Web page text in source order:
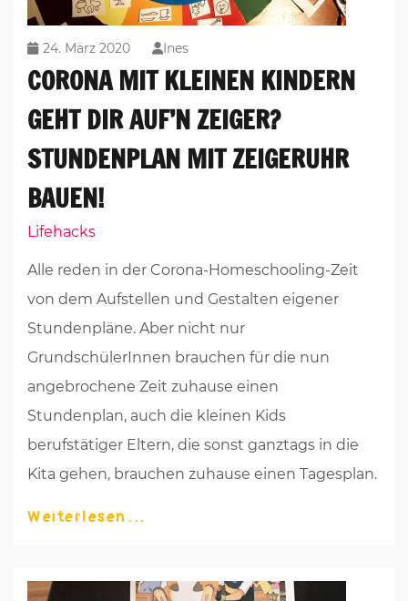
24. März 2020 Ines
CORONA MIT KLEINEN KINDERN
GEHT DIR AUF’N ZEIGER?
STUNDENPLAN MIT ZEIGERUHR
BAUEN!
Lifehacks
Alle reden in der Corona-Homeschooling-Zeit
von dem Aufstellen und Gestalten eigener
Stundenpläne. Aber nicht nur
GrundschülerInnen brauchen für die nun
angebrochene Zeit zuhause einen
Stundenplan, auch die kleinen Kids
berufstätiger Eltern, die sonst ganztags in die
Kita gehen, brauchen zuhause einen Tagesplan.
Weiterlesen